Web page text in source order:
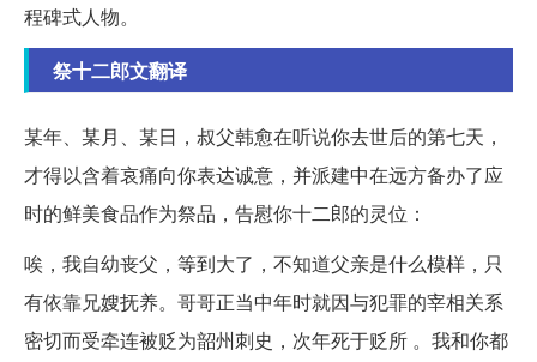
程碑式人物。
祭十二郎文翻译
某年、某月、某日，叔父韩愈在听说你去世后的第七天，
才得以含着哀痛向你表达诚意，并派建中在远方备办了应
时的鲜美食品作为祭品，告慰你十二郎的灵位：
唉，我自幼丧父，等到大了，不知道父亲是什么模样，只
有依靠兄嫂抚养。哥哥正当中年时就因与犯罪的宰相关系
密切而受牵连被贬为韶州刺史，次年死于贬所 。我和你都